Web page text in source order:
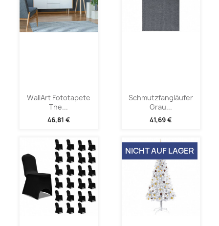
WallArt Fototapete
The...
46,81 €
Schmutzfangläufer
Grau...
41,69 €
NICHT AUF LAGER